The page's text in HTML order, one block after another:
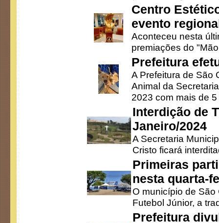
Centro
evento
Aconteceu nesta
premiações do
Prefeitura
A Prefeitura de São
Animal da
2023 com mais de 5
Interdição de
Janeiro/2024
A Secretaria
Cristo ficará
Primeiras
nesta quarta-
O município de
Futebol Júnior, a
Prefeitura